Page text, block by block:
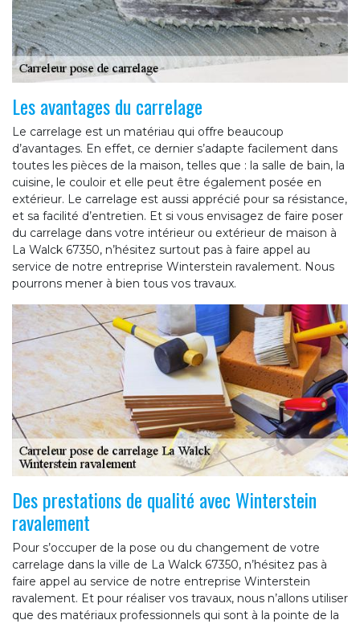
Les avantages du carrelage
Le carrelage est un matériau qui offre beaucoup
d’avantages. En effet, ce dernier s’adapte facilement dans
toutes les pièces de la maison, telles que : la salle de bain, la
cuisine, le couloir et elle peut être également posée en
extérieur. Le carrelage est aussi apprécié pour sa résistance,
et sa facilité d’entretien. Et si vous envisagez de faire poser
du carrelage dans votre intérieur ou extérieur de maison à
La Walck 67350, n’hésitez surtout pas à faire appel au
service de notre entreprise Winterstein ravalement. Nous
pourrons mener à bien tous vos travaux.
Des prestations de qualité avec Winterstein
ravalement
Pour s’occuper de la pose ou du changement de votre
carrelage dans la ville de La Walck 67350, n’hésitez pas à
faire appel au service de notre entreprise Winterstein
ravalement. Et pour réaliser vos travaux, nous n’allons utiliser
que des matériaux professionnels qui sont à la pointe de la